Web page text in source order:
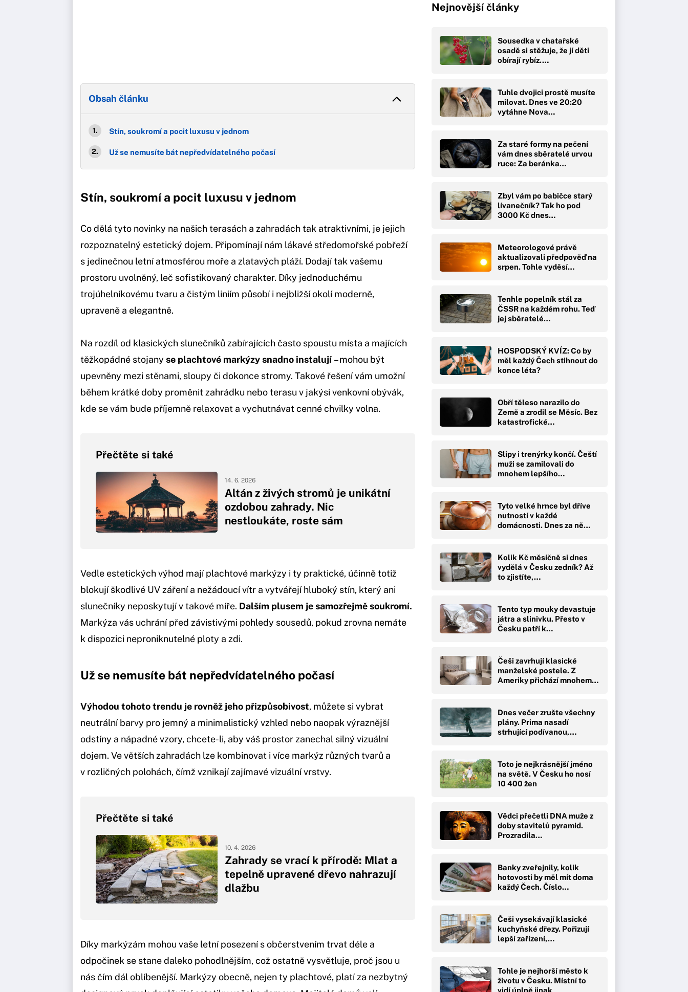
Obsah článku
Stín, soukromí a pocit luxusu v jednom
Už se nemusíte bát nepředvídatelného počasí
Stín, soukromí a pocit luxusu v jednom
Co dělá tyto novinky na našich terasách a zahradách tak atraktivními, je jejich
rozpoznatelný estetický dojem. Připomínají nám lákavé středomořské pobřeží
s jedinečnou letní atmosférou moře a zlatavých pláží. Dodají tak vašemu
prostoru uvolněný, leč sofistikovaný charakter. Díky jednoduchému
trojúhelníkovému tvaru a čistým liniím působí i nejbližší okolí moderně,
upraveně a elegantně.
Na rozdíl od klasických slunečníků zabírajících často spoustu místa a majících
těžkopádné stojany se plachtové markýzy snadno instalují – mohou být
upevněny mezi stěnami, sloupy či dokonce stromy. Takové řešení vám umožní
během krátké doby proměnit zahrádku nebo terasu v jakýsi venkovní obývák,
kde se vám bude příjemně relaxovat a vychutnávat cenné chvilky volna.
Přečtěte si také
Altán z živých stromů je unikátní
ozdobou zahrady. Nic
nestloukáte, roste sám
14. 6. 2026
Vedle estetických výhod mají plachtové markýzy i ty praktické, účinně totiž
blokují škodlivé UV záření a nežádoucí vítr a vytvářejí hluboký stín, který ani
slunečníky neposkytují v takové míře. Dalším plusem je samozřejmě soukromí.
Markýza vás uchrání před závistivými pohledy sousedů, pokud zrovna nemáte
k dispozici neproniknutelné ploty a zdi.
Už se nemusíte bát nepředvídatelného počasí
Výhodou tohoto trendu je rovněž jeho přizpůsobivost, můžete si vybrat
neutrální barvy pro jemný a minimalistický vzhled nebo naopak výraznější
odstíny a nápadné vzory, chcete-li, aby váš prostor zanechal silný vizuální
dojem. Ve větších zahradách lze kombinovat i více markýz různých tvarů a
v rozličných polohách, čímž vznikají zajímavé vizuální vrstvy.
Přečtěte si také
Zahrady se vrací k přírodě: Mlat a
tepelně upravené dřevo nahrazují
dlažbu
10. 4. 2026
Díky markýzám mohou vaše letní posezení s občerstvením trvat déle a
odpočinek se stane daleko pohodlnějším, což ostatně vysvětluje, proč jsou u
nás čím dál oblíbenější. Markýzy obecně, nejen ty plachtové, platí za nezbytný
Nejnovější články
Sousedka v chatařské
osadě si stěžuje, že jí děti
obírají rybíz.…
Tuhle dvojici prostě musíte
milovat. Dnes ve 20:20
vytáhne Nova…
Za staré formy na pečení
vám dnes sběratelé urvou
ruce: Za beránka…
Zbyl vám po babičce starý
lívanečník? Tak ho pod
3000 Kč dnes…
Meteorologové právě
aktualizovali předpověď na
srpen. Tohle vyděsí…
Tenhle popelník stál za
ČSSR na každém rohu. Teď
jej sběratelé…
HOSPODSKÝ KVÍZ: Co by
měl každý Čech stihnout do
konce léta?
Obří těleso narazilo do
Země a zrodil se Měsíc. Bez
katastrofické…
Slipy i trenýrky končí. Čeští
muži se zamilovali do
mnohem lepšího…
Tyto velké hrnce byl dříve
nutností v každé
domácnosti. Dnes za ně…
Kolik Kč měsíčně si dnes
vydělá v Česku zedník? Až
to zjistíte,…
Tento typ mouky devastuje
játra a slinivku. Přesto v
Česku patří k…
Češi zavrhují klasické
manželské postele. Z
Ameriky přichází mnohem…
Dnes večer zrušte všechny
plány. Prima nasadí
strhující podívanou,…
Toto je nejkrásnější jméno
na světě. V Česku ho nosí
10 400 žen
Vědci přečetli DNA muže z
doby stavitelů pyramid.
Prozradila…
Banky zveřejnily, kolik
hotovosti by měl mít doma
každý Čech. Číslo…
Češi vysekávají klasické
kuchyňské dřezy. Pořizují
lepší zařízení,…
Tohle je nejhorší město k
životu v Česku. Místní to
vidí úplně jinak